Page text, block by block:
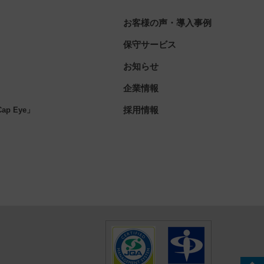
Eye」
お客様の声・導入事例
保守サービス
お知らせ
企業情報
採用情報